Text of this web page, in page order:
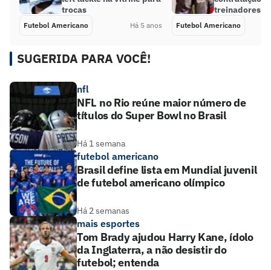
trocas
Futebol Americano Há 5 anos
treinadores
Futebol Americano
SUGERIDA PARA VOCÊ!
nfl
NFL no Rio reúne maior número de
títulos do Super Bowl no Brasil
Há 1 semana
futebol americano
Brasil define lista em Mundial juvenil
de futebol americano olímpico
Há 2 semanas
mais esportes
Tom Brady ajudou Harry Kane, ídolo
da Inglaterra, a não desistir do
futebol; entenda